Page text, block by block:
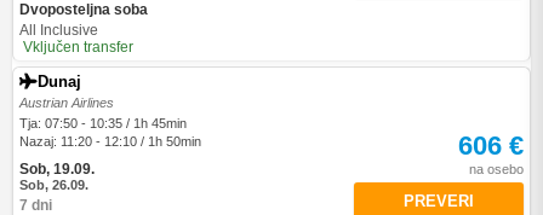
Dvoposteljna soba
All Inclusive
Vključen transfer
Dunaj
Austrian Airlines
Tja: 07:50 - 10:35 / 1h 45min
Nazaj: 11:20 - 12:10 / 1h 50min
Sob, 19.09.
Sob, 26.09.
7 dni
606 €
na osebo
PREVERI